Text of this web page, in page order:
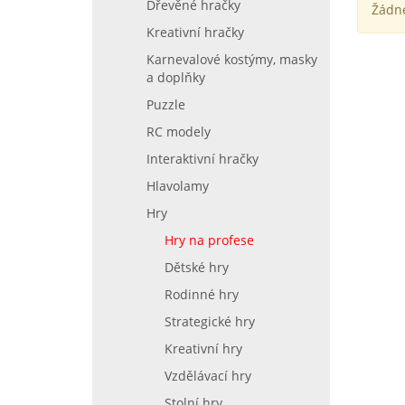
Dřevěné hračky
Kreativní hračky
Karnevalové kostýmy, masky
a doplňky
Puzzle
RC modely
Interaktivní hračky
Hlavolamy
Hry
Hry na profese
Dětské hry
Rodinné hry
Strategické hry
Kreativní hry
Vzdělávací hry